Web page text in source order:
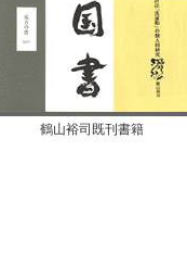
鶴山裕司既刊書籍